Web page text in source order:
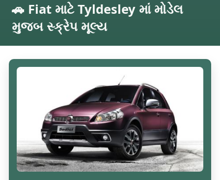
🚗 Fiat માટે Tyldesley માં મોડેલ
મુજબ સ્ક્રેપ મૂલ્ય